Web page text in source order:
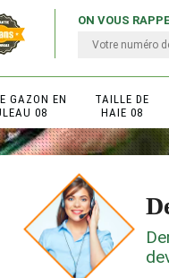
ON VOUS
GAZON EN
08
TAILLE DE
HAIE 08